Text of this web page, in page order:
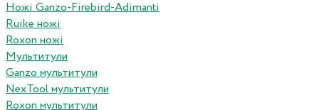
Ножі Ganzo-Firebird-Adimanti
Ruike ножі
Roxon ножi
Мультитули
Ganzo мультитули
NexTool мультитули
Roxon мультитули